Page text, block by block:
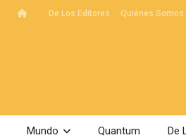
De Los Editores Quiénes Somos
Mundo Quantum De